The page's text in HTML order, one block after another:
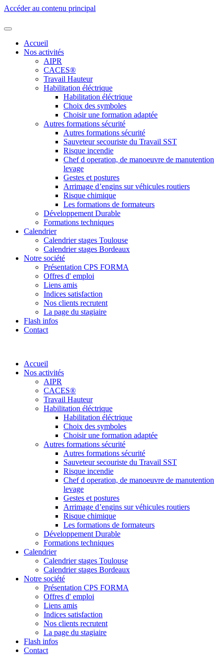
Accéder au contenu principal
Accueil
Nos activités
AIPR
CACES®
Travail Hauteur
Habilitation éléctrique
Habilitation éléctrique
Choix des symboles
Choisir une formation adaptée
Autres formations sécurité
Autres formations sécurité
Sauveteur secouriste du Travail SST
Risque incendie
Chef d operation, de manoeuvre de manutention
levage
Gestes et postures
Arrimage d’engins sur véhicules routiers
Risque chimique
Les formations de formateurs
Développement Durable
Formations techniques
Calendrier
Calendrier stages Toulouse
Calendrier stages Bordeaux
Notre société
Présentation CPS FORMA
Offres d' emploi
Liens amis
Indices satisfaction
Nos clients recrutent
La page du stagiaire
Flash infos
Contact
Accueil
Nos activités
AIPR
CACES®
Travail Hauteur
Habilitation éléctrique
Habilitation éléctrique
Choix des symboles
Choisir une formation adaptée
Autres formations sécurité
Autres formations sécurité
Sauveteur secouriste du Travail SST
Risque incendie
Chef d operation, de manoeuvre de manutention
levage
Gestes et postures
Arrimage d’engins sur véhicules routiers
Risque chimique
Les formations de formateurs
Développement Durable
Formations techniques
Calendrier
Calendrier stages Toulouse
Calendrier stages Bordeaux
Notre société
Présentation CPS FORMA
Offres d' emploi
Liens amis
Indices satisfaction
Nos clients recrutent
La page du stagiaire
Flash infos
Contact